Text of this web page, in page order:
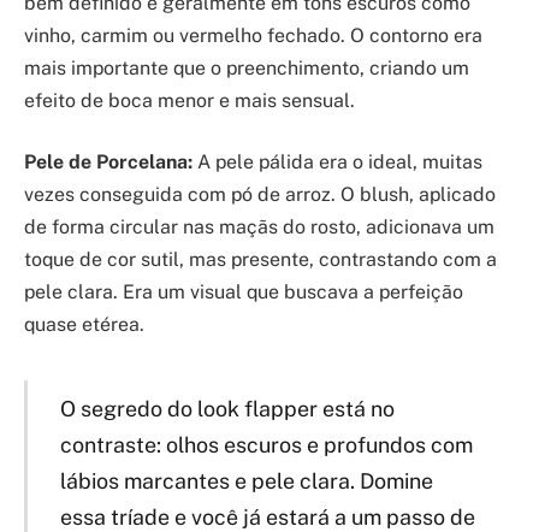
vinho, carmim ou vermelho fechado. O contorno era
mais importante que o preenchimento, criando um
efeito de boca menor e mais sensual.
Pele de Porcelana: A pele pálida era o ideal, muitas
vezes conseguida com pó de arroz. O blush, aplicado
de forma circular nas maçãs do rosto, adicionava um
toque de cor sutil, mas presente, contrastando com a
pele clara. Era um visual que buscava a perfeição
quase etérea.
O segredo do look flapper está no
contraste: olhos escuros e profundos com
lábios marcantes e pele clara. Domine
essa tríade e você já estará a um passo de